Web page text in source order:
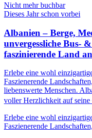
Nicht mehr buchbar
Dieses Jahr schon vorbei
Albanien – Berge,
unvergessliche Bus-
faszinierende Land
Erlebe eine wohl
Faszienerende
liebenswerte Menschen.
voller Herzlichkeit auf
Erlebe eine wohl
Faszienerende